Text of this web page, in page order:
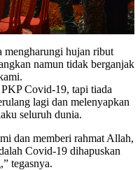
mengharungi hujan ribut
namun tidak berganjak
Covid-19, tapi tiada
lagi dan melenyapkan
seluruh dunia.
dan memberi rahmat Allah,
Covid-19 dihapuskan
tegasnya.